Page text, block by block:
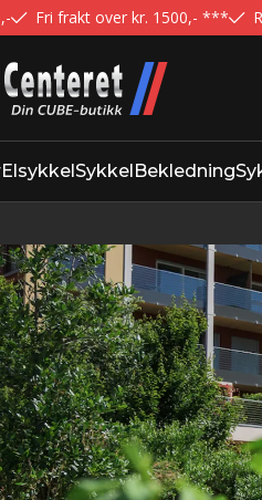
Fri frakt over kr. 1500,- ***
ElsykkelSykkelBekledning